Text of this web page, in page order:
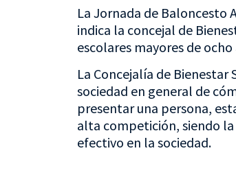
La Jornada de Baloncesto
indica la concejal de
escolares mayores de
La Concejalía de
sociedad en general de
presentar una persona,
alta competición, siendo
efectivo en la sociedad.